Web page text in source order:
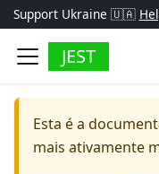
Support Ukraine 🇺🇦
JEST
Esta é a
mais ativamente